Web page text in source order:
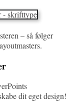
– så følger
dit eget design!